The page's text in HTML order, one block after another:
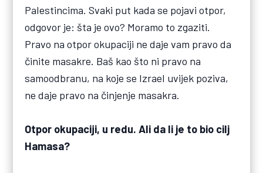
Palestincima. Svaki put kada se pojavi otpor,
odgovor je: šta je ovo? Moramo to zgaziti.
Pravo na otpor okupaciji ne daje vam pravo da
činite masakre. Baš kao što ni pravo na
samoodbranu, na koje se Izrael uvijek poziva,
ne daje pravo na činjenje masakra.
Otpor okupaciji, u redu. Ali da li je to bio cilj
Hamasa?